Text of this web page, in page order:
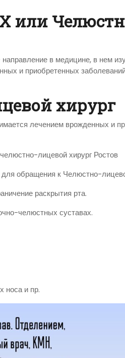
или
в медицине, в нем
и приобретенных
хирург
лечением врожденных и
лицевой хирург Ростов
обращения к Челюстно-
раскрытия рта.
челюстных суставах.
носа и пр.